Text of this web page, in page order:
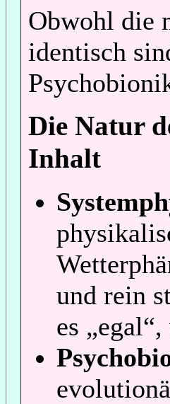
Obwohl die
identisch
Die Natur
Inhalt
und rein
es